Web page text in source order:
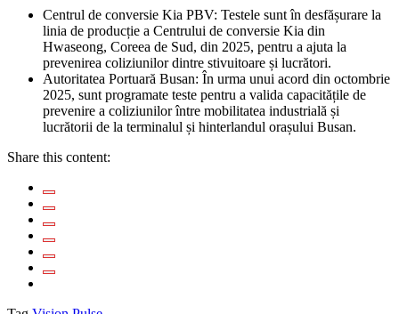
Centrul de conversie Kia PBV: Testele sunt în desfășurare la
linia de producție a Centrului de conversie Kia din
Hwaseong, Coreea de Sud, din 2025, pentru a ajuta la
prevenirea coliziunilor dintre stivuitoare și lucrători.
Autoritatea Portuară Busan: În urma unui acord din octombrie
2025, sunt programate teste pentru a valida capacitățile de
prevenire a coliziunilor între mobilitatea industrială și
lucrătorii de la terminalul și hinterlandul orașului Busan.
Share this content: